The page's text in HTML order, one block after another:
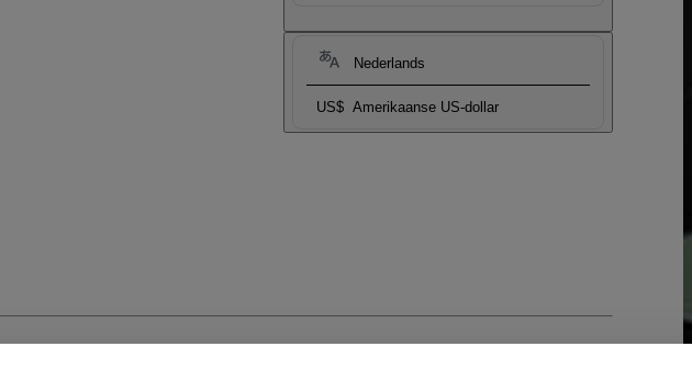
Nederlands
US$ Amerikaanse US-dollar